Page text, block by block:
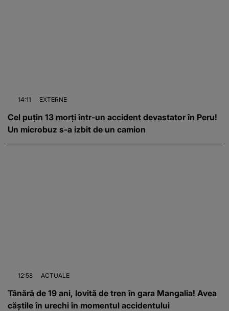
14:11 EXTERNE
Cel puțin 13 morți într-un accident devastator în Peru!
Un microbuz s-a izbit de un camion
12:58 ACTUALE
Tânără de 19 ani, lovită de tren în gara Mangalia! Avea
căștile în urechi în momentul accidentului